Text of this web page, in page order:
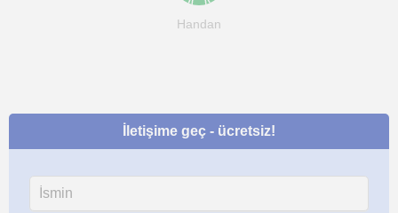
Handan
İletişime geç - ücretsiz!